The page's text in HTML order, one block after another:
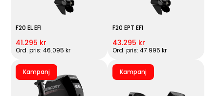
F20 EL EFI
41.295 kr
Ord. pris: 46.095 kr
F20 EPT EFI
43.295 kr
Ord. pris: 47.995 kr
Kampanj Kampanj